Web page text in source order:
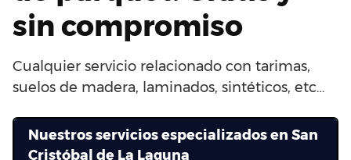
sin compromiso
Cualquier servicio relacionado con tarimas,
suelos de madera, laminados, sintéticos, etc…
Nuestros servicios especializados en San
Cristóbal de La Laguna